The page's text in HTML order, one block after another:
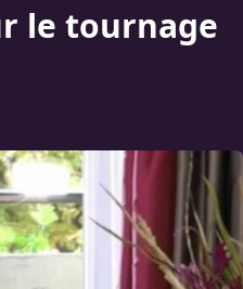
le tournage